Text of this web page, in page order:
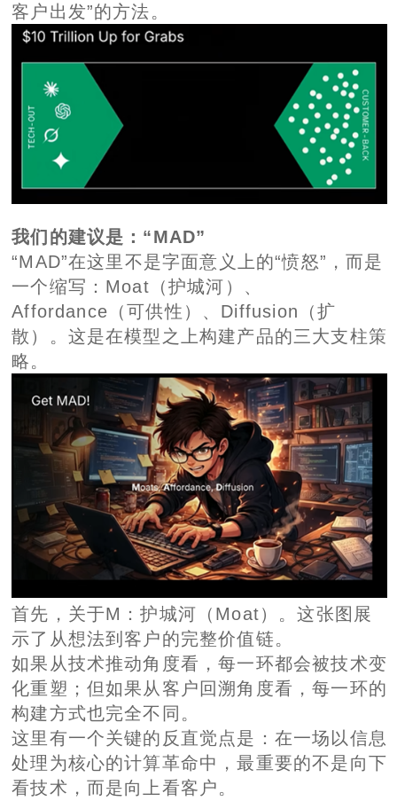
我们的建议是：“MAD”
“MAD”在这里不是字面意义上的“愤怒”，而是
一个缩写：Moat（护城河）、
Affordance（可供性）、Diffusion（扩
散）。这是在模型之上构建产品的三大支柱策
首先，关于M：护城河（Moat）。这张图展
示了从想法到客户的完整价值链。
如果从技术推动角度看，每一环都会被技术变
化重塑；但如果从客户回溯角度看，每一环的
构建方式也完全不同。
这里有一个关键的反直觉点是：在一场以信息
处理为核心的计算革命中，最重要的不是向下
看技术，而是向上看客户。
因为你的客户变化速度远慢于技术能力的迭代
速度，你今天构建的产品可能明天就过时，但
你与客户的关系可以更持久。因此护城河的核
心是：尽可能围绕客户构建深度绑定，而不是
追逐底层能力变化。